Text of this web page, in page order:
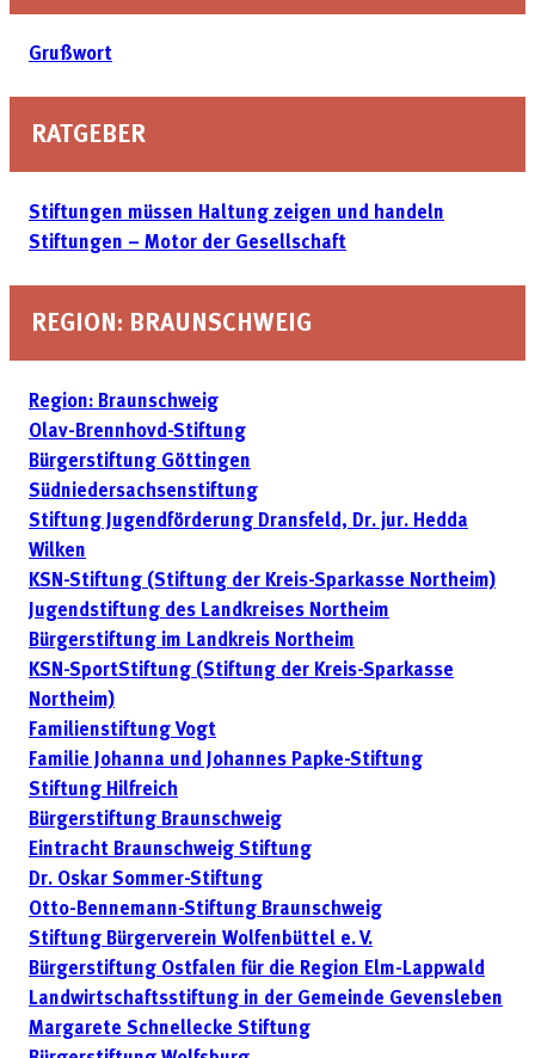
Grußwort
RATGEBER
Stiftungen müssen Haltung zeigen und handeln
Stiftungen – Motor der Gesellschaft
REGION: BRAUNSCHWEIG
Region: Braunschweig
Olav-Brennhovd-Stiftung
Bürgerstiftung Göttingen
Südniedersachsenstiftung
Stiftung Jugendförderung Dransfeld, Dr. jur. Hedda
Wilken
KSN-Stiftung (Stiftung der Kreis-Sparkasse Northeim)
Jugendstiftung des Landkreises Northeim
Bürgerstiftung im Landkreis Northeim
KSN-SportStiftung (Stiftung der Kreis-Sparkasse
Northeim)
Familienstiftung Vogt
Familie Johanna und Johannes Papke-Stiftung
Stiftung Hilfreich
Bürgerstiftung Braunschweig
Eintracht Braunschweig Stiftung
Dr. Oskar Sommer-Stiftung
Otto-Bennemann-Stiftung Braunschweig
Stiftung Bürgerverein Wolfenbüttel e. V.
Bürgerstiftung Ostfalen für die Region Elm-Lappwald
Landwirtschaftsstiftung in der Gemeinde Gevensleben
Margarete Schnellecke Stiftung